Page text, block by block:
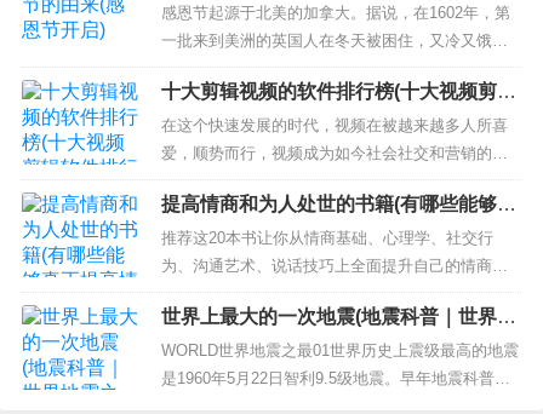
总的来说中芯国际目前完全可以算做一个根正苗红的中国
企业，这点完全没有问题。至于说它能在国产芯片代工领
域发出多少声音，还是要看美国的脸色。毕竟技术是别人
的，中芯国际也只能被迫低头。
而从黄河外观上看，黄河河流形状呈“几”字形。 2、
黄河流程达5464km 5464千米，流域面积达到75244
3平方...
感恩节起源于北美的加拿大。据说，在1602年，第
一批来到美洲的英国人在冬天被困住，又冷又饿的
情况下死了很多人。后来，在一个名叫斯科特的土
著人的帮助下，那些为生存而挣扎的移民们学会了
种植玉米和一些谷物，并学会了打猎和建造房屋。
因为获得了丰收，所以第二年为了感谢当地人的帮
助，就为他们准备了食物，并举...
十大剪辑视频的软件排行榜(十大视频剪辑
软件排行榜)
在这个快速发展的时代，视频在被越来越多人所喜
爱，顺势而行，视频成为如今社会社交和营销的重
要一部分。从而视频剪辑也被越来越多的人所熟
识，市场上的视频剪辑软件形形色色，给我们挑的
是眼花缭乱。如果大家想要尽快掌握视频剪辑的技
能，选择一个适合自己的剪辑软件是比较重要的。
今天小编给大家一下十大视频剪辑软件排行...
提高情商和为人处世的书籍(有哪些能够真
正提高情商的书)
推荐这20本书让你从情商基础、心理学、社交行
为、沟通艺术、说话技巧上全面提升自己的情商管
理技能。 1、《别输在不会表达上》 作者：李劲 针
对日常特别少说话，或者一到正式场合就不懂怎么
开口的朋友来说，非常适合，实实在在的口才训练
工具书，用生活的小故事告诉你各类场景下沟通需
世界上最大的一次地震(地震科普｜世界地
震之最)
WORLD世界地震之最01世界历史上震级最高的地震
是1960年5月22日智利9.5级地震。早年地震科普宣